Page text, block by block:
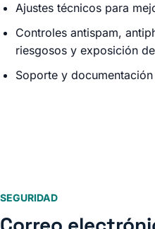
Ajustes técnicos para
Controles antispam,
riesgosos y exposición
Soporte y
SEGURIDAD